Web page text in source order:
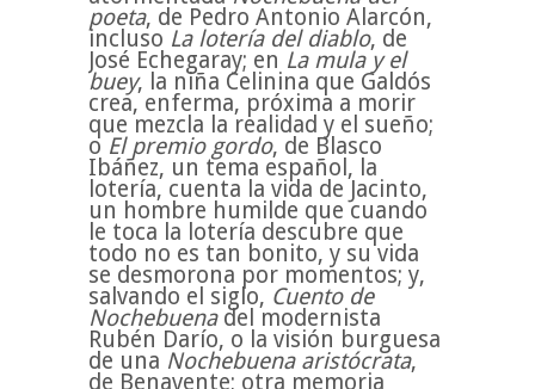
poeta, de Pedro Antonio Alarcón,
incluso La lotería del diablo, de
José Echegaray; en La mula y el
buey, la niña Celinina que Galdós
crea, enferma, próxima a morir
que mezcla la realidad y el sueño;
o El premio gordo, de Blasco
Ibáñez, un tema español, la
lotería, cuenta la vida de Jacinto,
un hombre humilde que cuando
le toca la lotería descubre que
todo no es tan bonito, y su vida
se desmorona por momentos; y,
salvando el siglo, Cuento de
Nochebuenadel modernista
Rubén Darío, o la visión burguesa
de una Nochebuena aristócrata,
de Benavente; otra memoria